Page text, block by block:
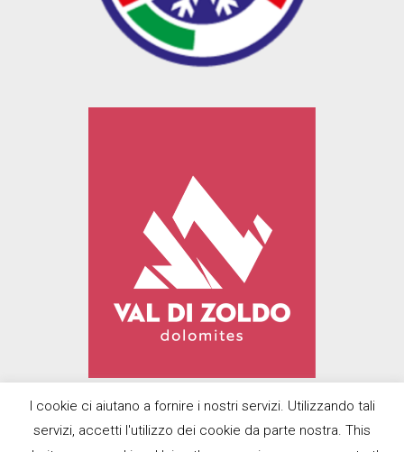
Prodolomiti Travel Srl | Designed
I cookie ci aiutano a fornire i nostri servizi. Utilizzando tali
servizi, accetti l'utilizzo dei cookie da parte nostra. This